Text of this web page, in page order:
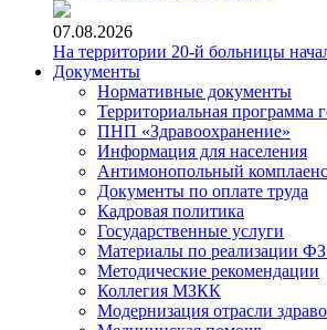
07.08.2026
На территории 20-й больницы
Документы
Нормативные документы
Территориальная программа
ПНП «Здравоохранение»
Информация для населения
Антимонопольный комплаенс
Документы по оплате труда
Кадровая политика
Государственные услуги
Материалы по реализации
Методические рекомендации
Коллегия МЗКК
Модернизация отрасли